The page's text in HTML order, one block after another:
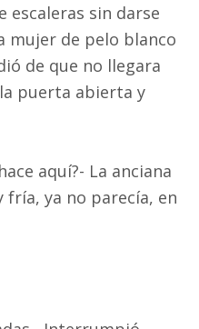
escaleras sin darse
mujer de pelo blanco
de que no llegara
puerta abierta y
aquí?- La anciana
ya no parecía, en